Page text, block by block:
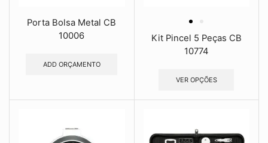
Porta Bolsa Metal CB
10006
ADD ORÇAMENTO
Kit Pincel 5 Peças CB
10774
VER OPÇÕES